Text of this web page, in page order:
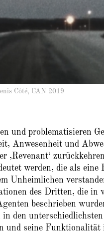
Côté, CAN 2019
und problematisieren
Anwesenheit und
,Revenant‘
werden, die als
Unheimlichen
des Dritten, die in
beschrieben
in den
und seine